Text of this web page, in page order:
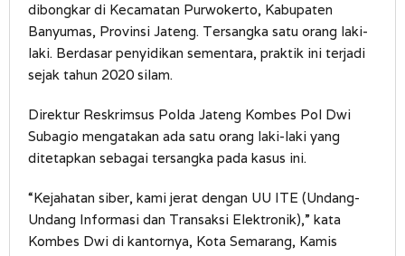
dibongkar di Kecamatan Purwokerto, Kabupaten
Banyumas, Provinsi Jateng. Tersangka satu orang laki-
laki. Berdasar penyidikan sementara, praktik ini terjadi
sejak tahun 2020 silam.
Direktur Reskrimsus Polda Jateng Kombes Pol Dwi
Subagio mengatakan ada satu orang laki-laki yang
ditetapkan sebagai tersangka pada kasus ini.
“Kejahatan siber, kami jerat dengan UU ITE (Undang-
Undang Informasi dan Transaksi Elektronik),” kata
Kombes Dwi di kantornya, Kota Semarang, Kamis